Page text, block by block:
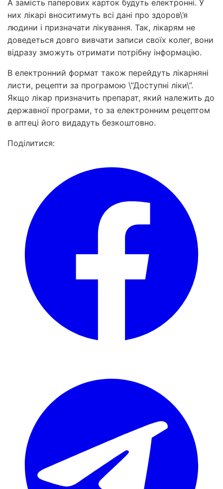
А замість паперових карток будуть електронні. У
них лікарі вноситимуть всі дані про здоров\’я
людини і призначати лікування. Так, лікарям не
доведеться довго вивчати записи своїх колег, вони
відразу зможуть отримати потрібну інформацію.
В електронний формат також перейдуть лікарняні
листи, рецепти за програмою \”Доступні ліки\”.
Якщо лікар призначить препарат, який належить до
державної програми, то за електронним рецептом
в аптеці його видадуть безкоштовно.
Поділитися: